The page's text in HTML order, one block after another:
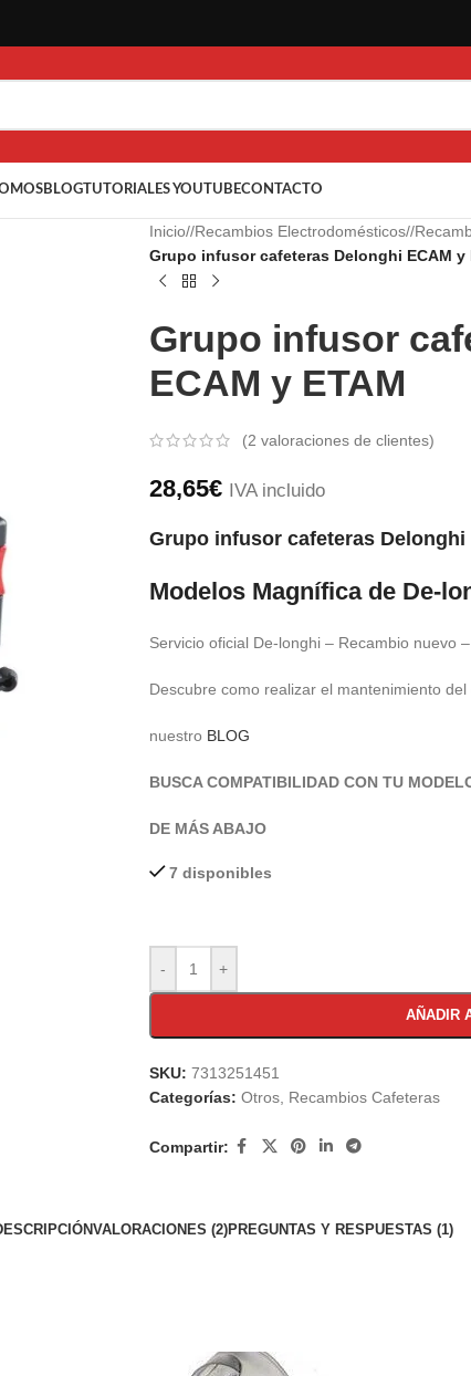
BLOGTUTORIALES YOUTUBECONTACTO
Inicio/ Recambios Electrodomésticos/
Grupo infusor cafeteras Delonghi ECAM y
Grupo infusor
ECAM y ETAM
(2 valoraciones de clientes)
28,65€ IVA incluido
Grupo infusor cafeteras Delonghi
Modelos Magnífica de De-
Servicio oficial De-longhi – Recambio nuevo
Descubre como realizar el mantenimiento del
nuestro BLOG
BUSCA COMPATIBILIDAD CON TU
DE MÁS ABAJO
7 disponibles
- +
AÑADIR
SKU: 7313251451
Categorías: Otros, Recambios Cafeteras
Compartir:
VALORACIONES (2)PREGUNTAS Y RESPUESTAS (1)